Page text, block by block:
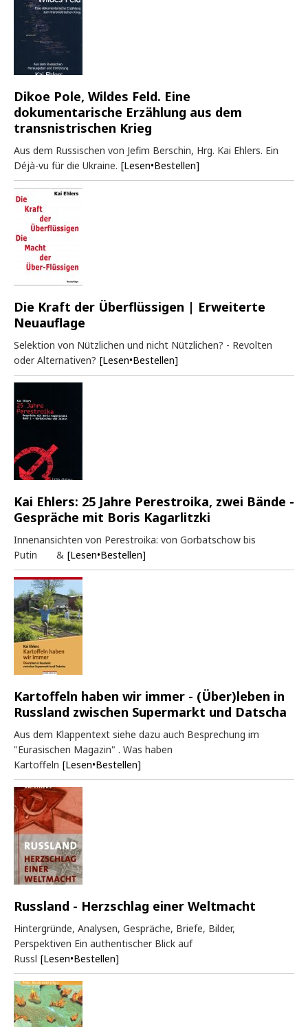
Dikoe Pole, Wildes Feld. Eine
dokumentarische Erzählung aus dem
transnistrischen Krieg
Aus dem Russischen von Jefim Berschin, Hrg. Kai Ehlers. Ein
Déjà-vu für die Ukraine. [Lesen•Bestellen]
Die Kraft der Überflüssigen | Erweiterte
Neuauflage
Selektion von Nützlichen und nicht Nützlichen? - Revolten
oder Alternativen? [Lesen•Bestellen]
Kai Ehlers: 25 Jahre Perestroika, zwei Bände -
Gespräche mit Boris Kagarlitzki
Innenansichten von Perestroika: von Gorbatschow bis
Putin & [Lesen•Bestellen]
Kartoffeln haben wir immer - (Über)leben in
Russland zwischen Supermarkt und Datscha
Aus dem Klappentext siehe dazu auch Besprechung im
"Eurasischen Magazin" . Was haben
Kartoffeln [Lesen•Bestellen]
Russland - Herzschlag einer Weltmacht
Hintergründe, Analysen, Gespräche, Briefe, Bilder,
Perspektiven Ein authentischer Blick auf
Russl [Lesen•Bestellen]